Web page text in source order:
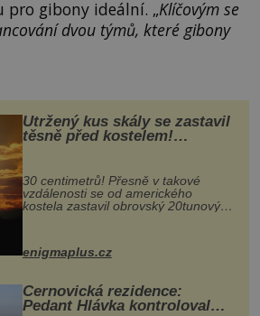
gibony ideální. „Klíčovým se
dvou týmů, které gibony
Utržený kus skály se zastavil
těsně před kostelem!
Ochránila ho boží síla?
30 centimetrů! Přesně v takové
vzdálenosti se od amerického
kostela zastavil obrovský 20tunový
...
enigmaplus.cz
Černovická rezidence:
Pedant Hlávka kontroloval